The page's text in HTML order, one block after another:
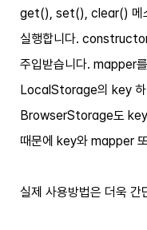
get(), set(), clear() 메
실행합니다.
주입받습니다. mapper
LocalStorage의 key 하
BrowserStorage도 key
때문에 key와 mapper
실제 사용방법은 더욱 간